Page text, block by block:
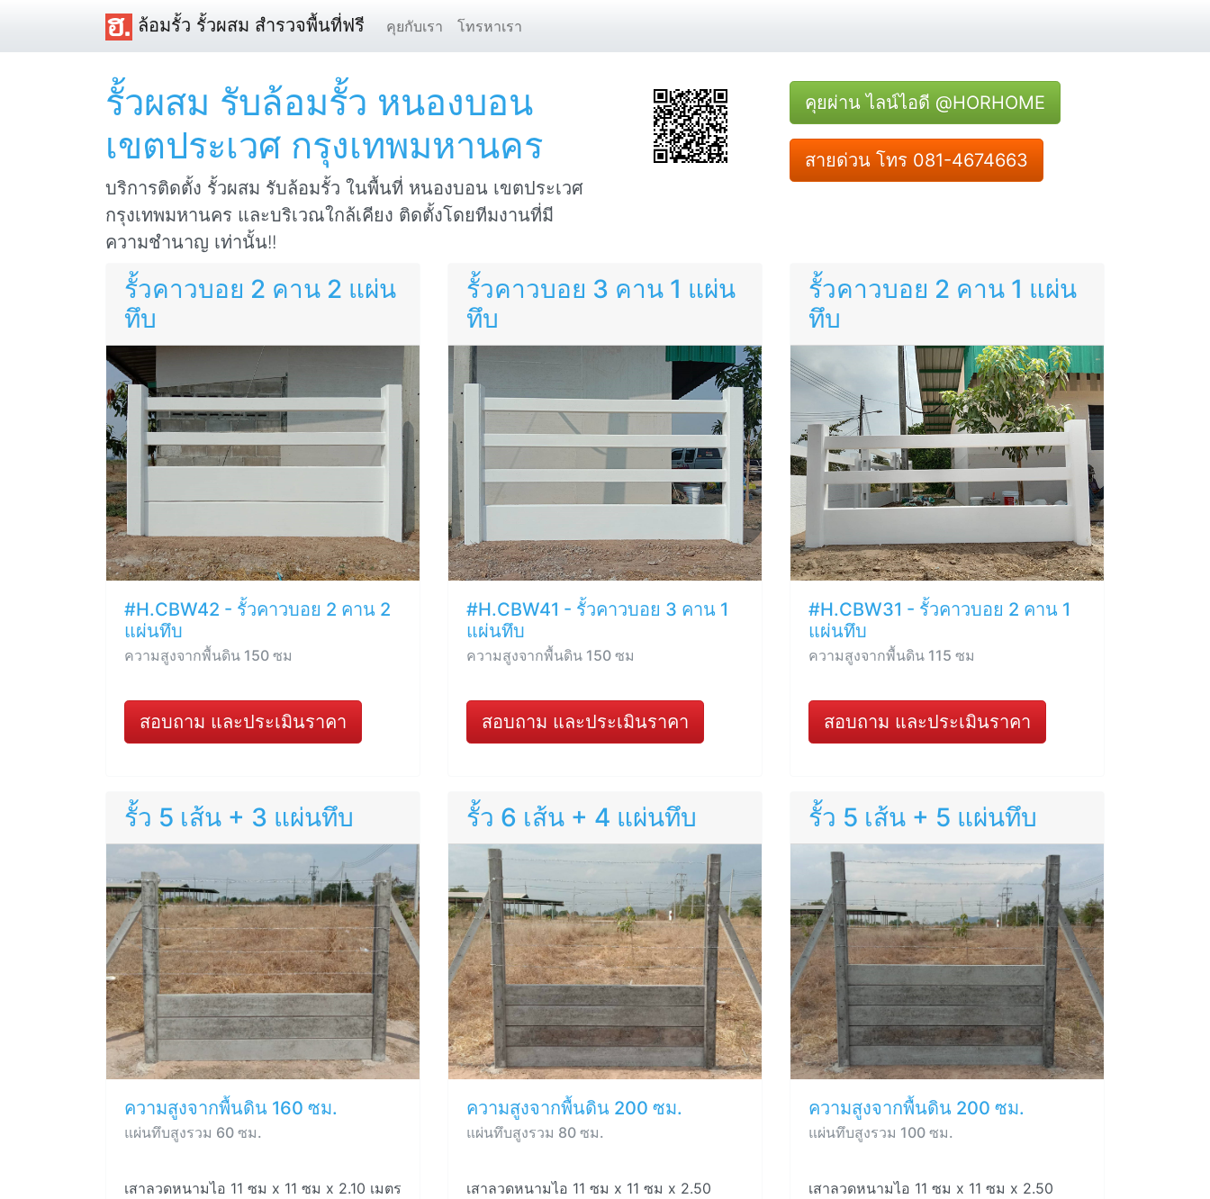
ล้อมรั้ว รั้วผสม สำรวจพื้นที่ฟรี คุยกับเรา โทรหาเรา
รั้วผสม รับล้อมรั้ว หนองบอน
เขตประเวศ กรุงเทพมหานคร
บริการติดตั้ง รั้วผสม รับล้อมรั้ว ในพื้นที่ หนองบอน เขตประเวศ
กรุงเทพมหานคร และบริเวณใกล้เคียง ติดตั้งโดยทีมงานที่มี
ความชำนาญ เท่านั้น!!
คุยผ่าน ไลน์ไอดี @HORHOME
สายด่วน โทร 081-4674663
รั้วคาวบอย 2 คาน 2 แผ่น
ทึบ
#H.CBW42 - รั้วคาวบอย 2 คาน 2
แผ่นทึบ
ความสูงจากพื้นดิน 150 ซม
สอบถาม และประเมินราคา
รั้วคาวบอย 3 คาน 1 แผ่น
ทึบ
#H.CBW41 - รั้วคาวบอย 3 คาน 1
แผ่นทึบ
ความสูงจากพื้นดิน 150 ซม
สอบถาม และประเมินราคา
รั้วคาวบอย 2 คาน 1 แผ่น
ทึบ
#H.CBW31 - รั้วคาวบอย 2 คาน 1
แผ่นทึบ
ความสูงจากพื้นดิน 115 ซม
สอบถาม และประเมินราคา
รั้ว 5 เส้น + 3 แผ่นทึบ
ความสูงจากพื้นดิน 160 ซม.
แผ่นทึบสูงรวม 60 ซม.
เสาลวดหนามไอ 11 ซม x 11 ซม x 2.10 เมตร
รั้ว 6 เส้น + 4 แผ่นทึบ
ความสูงจากพื้นดิน 200 ซม.
แผ่นทึบสูงรวม 80 ซม.
เสาลวดหนามไอ 11 ซม x 11 ซม x 2.50
รั้ว 5 เส้น + 5 แผ่นทึบ
ความสูงจากพื้นดิน 200 ซม.
แผ่นทึบสูงรวม 100 ซม.
เสาลวดหนามไอ 11 ซม x 11 ซม x 2.50